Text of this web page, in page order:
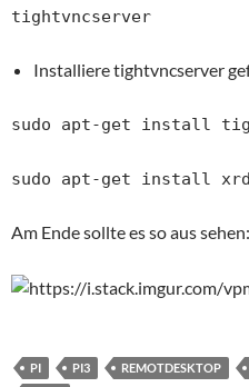
tightvncserver
Installiere tightvncserver
sudo apt-get install
sudo apt-get install
Am Ende sollte es so aus sehen:
PI PI3 REMOTDESKTOP